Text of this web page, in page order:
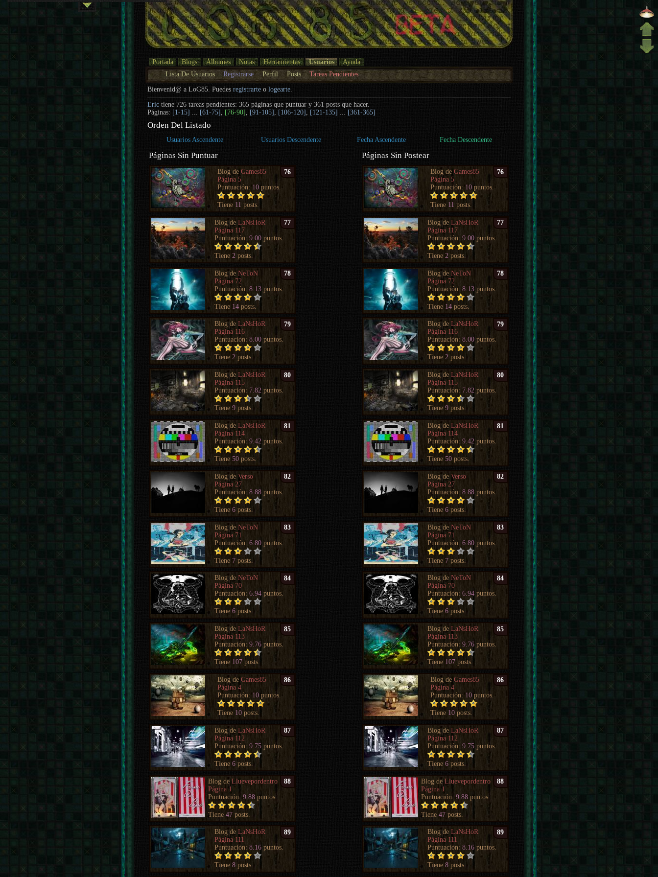
Portada Blogs Álbumes Notas Herramientas Usuarios
Ayuda
Lista De Usuarios
Registrarse Perfil Posts Tareas Pendientes
Bienvenid@ a LoG85. Puedesregistrarte ologearte.
Eric tiene 726 tareas pendientes: 365 páginas que puntuar y 361 posts que hacer.
Páginas: [1-15] [61-75] [76-90] [91-105] [106-120] [121-135] [361-365]
Orden Del Listado
Usuarios Ascendente Usuarios Descendente Fecha Ascendente Fecha Descendente
Páginas Sin Puntuar
76
Blog deGames85
Página 5
Puntuación: 10 puntos.
Tiene 11 posts.
77
Blog deLaNsHoR
Página 117
Puntuación:9.00 puntos.
Tiene 2 posts.
78
Blog deNeToN
Página 72
Puntuación:8.13 puntos.
Tiene 14 posts.
79
Blog deLaNsHoR
Página 116
Puntuación:8.00 puntos.
Tiene2 posts.
80
Blog deLaNsHoR
Página 115
Puntuación: 7.82 puntos.
Tiene9 posts.
81
Blog deLaNsHoR
Página 114
Puntuación:9.42 puntos.
Tiene50 posts.
82
Blog deVerso
Página 27
Puntuación:8.88 puntos.
Tiene6 posts.
83
Blog deNeToN
Página 71
Puntuación:6.80 puntos.
Tiene 7 posts.
84
Blog deNeToN
Página 70
Puntuación:6.94 puntos.
Tiene6 posts.
85
Blog deLaNsHoR
Página 113
Puntuación:9.76 puntos.
Tiene 107 posts.
86
Blog deGames85
Página 4
Puntuación: 10 puntos.
Tiene 10 posts.
87
Blog deLaNsHoR
Página 112
Puntuación:9.75 puntos.
Tiene6 posts.
88
Blog deLluevepordentro
Página 1
Puntuación:9.88 puntos.
Tiene47 posts.
89
Blog deLaNsHoR
Página 111
Puntuación:8.16 puntos.
Tiene8 posts.
Páginas Sin Postear
76
Blog deGames85
Página 5
Puntuación: 10 puntos.
Tiene 11 posts.
77
Blog deLaNsHoR
Página 117
Puntuación:9.00 puntos.
Tiene 2 posts.
78
Blog deNeToN
Página 72
Puntuación:8.13 puntos.
Tiene 14 posts.
79
Blog deLaNsHoR
Página 116
Puntuación:8.00 puntos.
Tiene2 posts.
80
Blog deLaNsHoR
Página 115
Puntuación: 7.82 puntos.
Tiene9 posts.
81
Blog deLaNsHoR
Página 114
Puntuación:9.42 puntos.
Tiene50 posts.
82
Blog deVerso
Página 27
Puntuación:8.88 puntos.
Tiene6 posts.
83
Blog deNeToN
Página 71
Puntuación:6.80 puntos.
Tiene 7 posts.
84
Blog deNeToN
Página 70
Puntuación:6.94 puntos.
Tiene6 posts.
85
Blog deLaNsHoR
Página 113
Puntuación:9.76 puntos.
Tiene 107 posts.
86
Blog deGames85
Página 4
Puntuación: 10 puntos.
Tiene 10 posts.
87
Blog deLaNsHoR
Página 112
Puntuación:9.75 puntos.
Tiene6 posts.
88
Blog deLluevepordentro
Página 1
Puntuación:9.88 puntos.
Tiene47 posts.
89
Blog deLaNsHoR
Página 111
Puntuación:8.16 puntos.
Tiene8 posts.